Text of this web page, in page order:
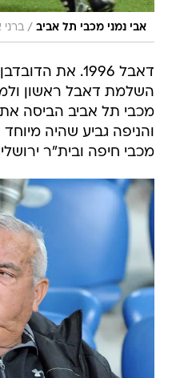
אבי נמני מכבי תל אביב / ברני
דאבל 1996. את
השלמת דאבל ראשון
והניפה גביע שהיה
מכבי חיפה ובית"ר